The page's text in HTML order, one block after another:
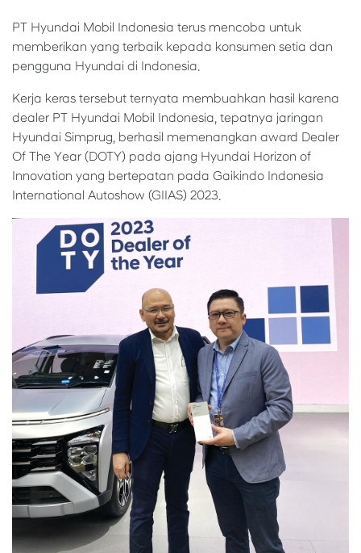
PT Hyundai Mobil Indonesia terus mencoba untuk
memberikan yang terbaik kepada konsumen setia dan
pengguna Hyundai di Indonesia.
Kerja keras tersebut ternyata membuahkan hasil karena
dealer PT Hyundai Mobil Indonesia, tepatnya jaringan
Hyundai Simprug, berhasil memenangkan award Dealer
Of The Year (DOTY) pada ajang Hyundai Horizon of
Innovation yang bertepatan pada Gaikindo Indonesia
International Autoshow (GIIAS) 2023.